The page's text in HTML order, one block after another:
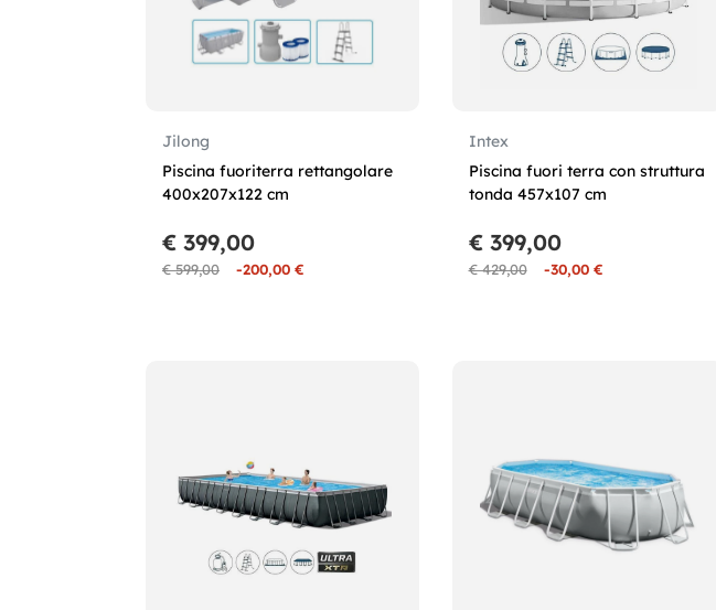
Jilong
Piscina fuoriterra rettangolare
400x207x122 cm
€ 599,00 -200,00 €
€ 399,00
Intex
Piscina fuori terra con struttura
tonda 457x107 cm
€ 429,00 -30,00 €
€ 399,00